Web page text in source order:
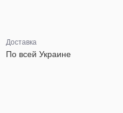
Доставка
По всей Украине